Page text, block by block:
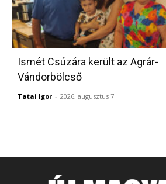
Ismét Csúzára került az Agrár-
Vándorbölcső
Tatai Igor - 2026, augusztus 7.